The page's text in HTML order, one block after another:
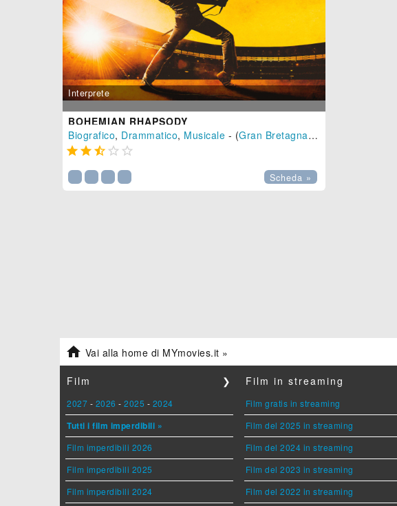
Interprete
BOHEMIAN RHAPSODY
Biografico, Drammatico, Musicale - (Gran Bretagna,USA
    
Scheda »
 Vai alla home di MYmovies.it »
Film ❯
2027 - 2026 - 2025 - 2024
Tutti i film imperdibili »
Film imperdibili 2026
Film imperdibili 2025
Film imperdibili 2024
Film in streaming
Film gratis in streaming
Film del 2025 in streaming
Film del 2024 in streaming
Film del 2023 in streaming
Film del 2022 in streaming